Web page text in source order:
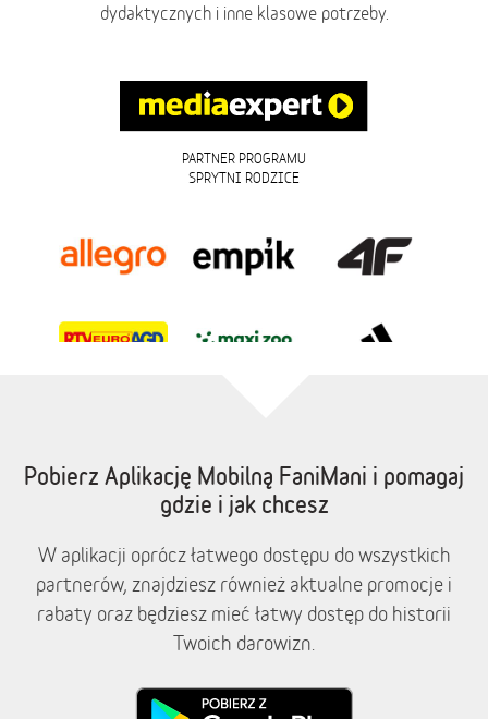
dydaktycznych i inne klasowe potrzeby.
PARTNER PROGRAMU
SPRYTNI RODZICE
Pobierz Aplikację Mobilną FaniMani i pomagaj
gdzie i jak chcesz
W aplikacji oprócz łatwego dostępu do wszystkich
partnerów, znajdziesz również aktualne promocje i
rabaty oraz będziesz mieć łatwy dostęp do historii
Twoich darowizn.